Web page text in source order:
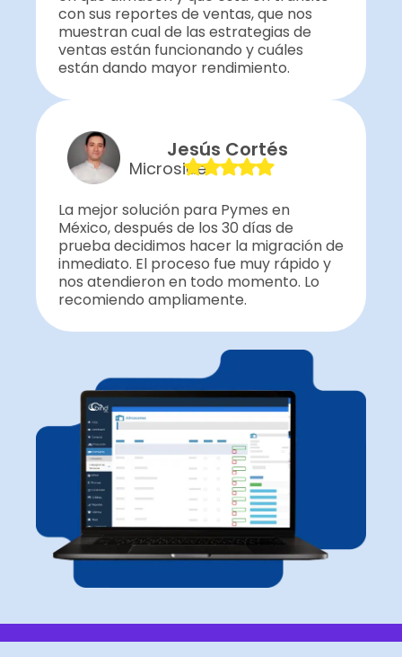
con sus reportes de ventas, que nos
muestran cual de las estrategias de
ventas están funcionando y cuáles
están dando mayor rendimiento.
Jesús Cortés
Microside
La mejor solución para Pymes en
México, después de los 30 días de
prueba decidimos hacer la migración de
inmediato. El proceso fue muy rápido y
nos atendieron en todo momento. Lo
recomiendo ampliamente.